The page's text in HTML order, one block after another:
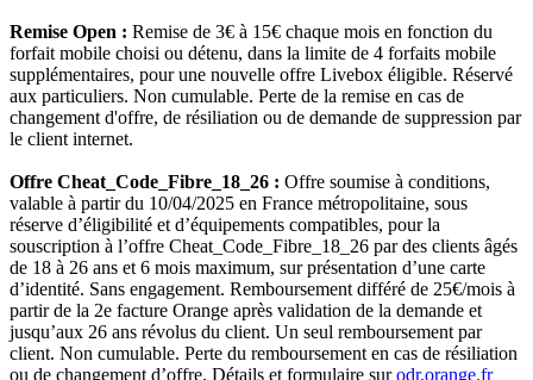
Remise Open : Remise de 3€ à 15€ chaque mois en fonction du
forfait mobile choisi ou détenu, dans la limite de 4 forfaits mobile
supplémentaires, pour une nouvelle offre Livebox éligible. Réservé
aux particuliers. Non cumulable. Perte de la remise en cas de
changement d'offre, de résiliation ou de demande de suppression par
le client internet.
Offre Cheat_Code_Fibre_18_26 : Offre soumise à conditions,
valable à partir du 10/04/2025 en France métropolitaine, sous
réserve d’éligibilité et d’équipements compatibles, pour la
souscription à l’offre Cheat_Code_Fibre_18_26 par des clients âgés
de 18 à 26 ans et 6 mois maximum, sur présentation d’une carte
d’identité. Sans engagement. Remboursement différé de 25€/mois à
partir de la 2e facture Orange après validation de la demande et
jusqu’aux 26 ans révolus du client. Un seul remboursement par
client. Non cumulable. Perte du remboursement en cas de résiliation
ou de changement d’offre. Détails et formulaire surodr.orange.fr